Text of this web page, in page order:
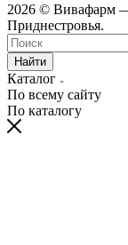
2026 © Вивафарм
Приднестровья.
Найти
Каталог
По всему сайту
По каталогу